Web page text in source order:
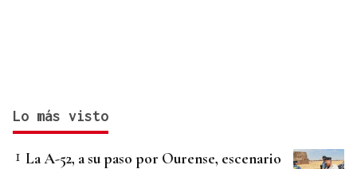
Lo más visto
La A-52, a su paso por Ourense, escenario